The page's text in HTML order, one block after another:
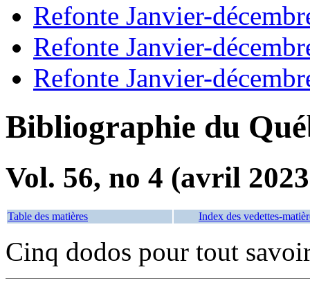
Refonte Janvier-
Refonte Janvier-
Refonte Janvier-
Bibliographie du
Vol. 56, no 4 (avril
Table des matières Index des vedettes-
Cinq dodos pour tout